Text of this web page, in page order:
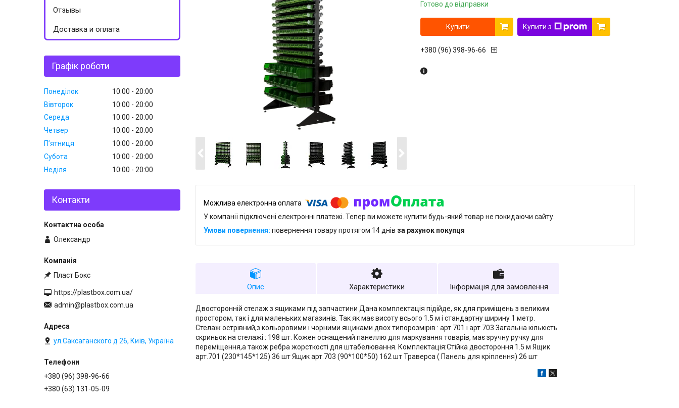
Готово до відправки
Купити Купити з
+380 (96) 398-96-66
У компанії підключені електронні платежі. Тепер ви можете купити будь-який товар не покидаючи сайту.
повернення товару протягом 14 днів за рахунок покупця
Опис Характеристики Інформація для замовлення
Двосторонній стелаж з ящиками під запчастини Дана комплектація підійде, як для приміщень з великим
простором, так і для маленьких магазинів. Так як має висоту всього 1.5 м і стандартну ширину 1 метр.
Стелаж острівний,з кольоровими і чорними ящиками двох типорозмірів : арт.701 і арт.703 Загальна кількість
скриньок на стелажі : 198 шт. Кожен оснащений панеллю для маркування товарів, має зручну ручку для
переміщення,а також ребра жорсткості для штабелювання. Комплектація:Стійка двостороння 1.5 м Ящик
арт.701 (230*145*125) 36 шт Ящик арт.703 (90*100*50) 162 шт Траверса ( Панель для кріплення) 26 шт
Отзывы
Доставка и оплата
Графік роботи
Понеділок 10:00
20:00
Вівторок
10:00
20:00
Середа
10:00
20:00
Четвер
10:00
20:00
Пʼятниця
10:00
20:00
Субота
10:00
20:00
Неділя
10:00 20:00
Контакти
Олександр
Пласт Бокс
https://plastbox.com.ua/
admin@plastbox.com.ua
ул.Саксаганского д 26, Київ, Україна
+380 (96) 398-96-66
+380 (63) 131-05-09